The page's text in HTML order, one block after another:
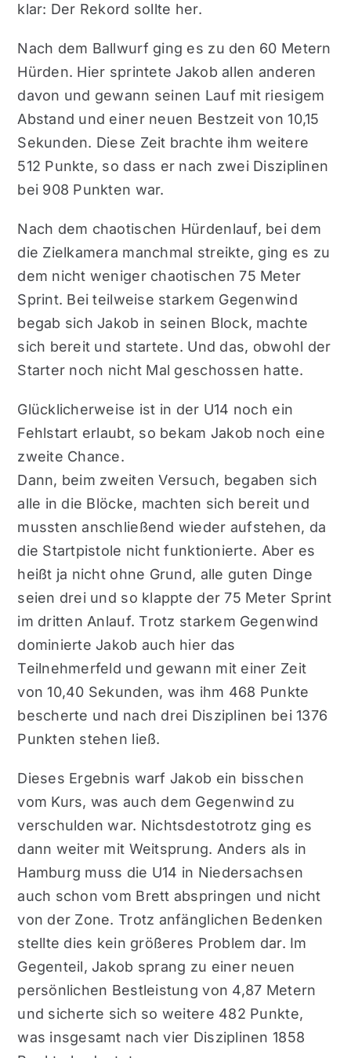
klar: Der Rekord sollte her.
Nach dem Ballwurf ging es zu den 60 Metern
Hürden. Hier sprintete Jakob allen anderen
davon und gewann seinen Lauf mit riesigem
Abstand und einer neuen Bestzeit von 10,15
Sekunden. Diese Zeit brachte ihm weitere
512 Punkte, so dass er nach zwei Disziplinen
bei 908 Punkten war.
Nach dem chaotischen Hürdenlauf, bei dem
die Zielkamera manchmal streikte, ging es zu
dem nicht weniger chaotischen 75 Meter
Sprint. Bei teilweise starkem Gegenwind
begab sich Jakob in seinen Block, machte
sich bereit und startete. Und das, obwohl der
Starter noch nicht Mal geschossen hatte.
Glücklicherweise ist in der U14 noch ein
Fehlstart erlaubt, so bekam Jakob noch eine
zweite Chance.
Dann, beim zweiten Versuch, begaben sich
alle in die Blöcke, machten sich bereit und
mussten anschließend wieder aufstehen, da
die Startpistole nicht funktionierte. Aber es
heißt ja nicht ohne Grund, alle guten Dinge
seien drei und so klappte der 75 Meter Sprint
im dritten Anlauf. Trotz starkem Gegenwind
dominierte Jakob auch hier das
Teilnehmerfeld und gewann mit einer Zeit
von 10,40 Sekunden, was ihm 468 Punkte
bescherte und nach drei Disziplinen bei 1376
Punkten stehen ließ.
Dieses Ergebnis warf Jakob ein bisschen
vom Kurs, was auch dem Gegenwind zu
verschulden war. Nichtsdestotrotz ging es
dann weiter mit Weitsprung. Anders als in
Hamburg muss die U14 in Niedersachsen
auch schon vom Brett abspringen und nicht
von der Zone. Trotz anfänglichen Bedenken
stellte dies kein größeres Problem dar. Im
Gegenteil, Jakob sprang zu einer neuen
persönlichen Bestleistung von 4,87 Metern
und sicherte sich so weitere 482 Punkte,
was insgesamt nach vier Disziplinen 1858